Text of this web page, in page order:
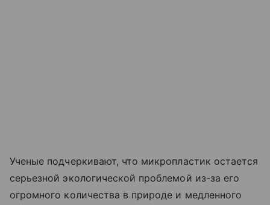
Ученые подчеркивают, что микропластик остается
серьезной экологической проблемой из-за его
огромного количества в природе и медленного